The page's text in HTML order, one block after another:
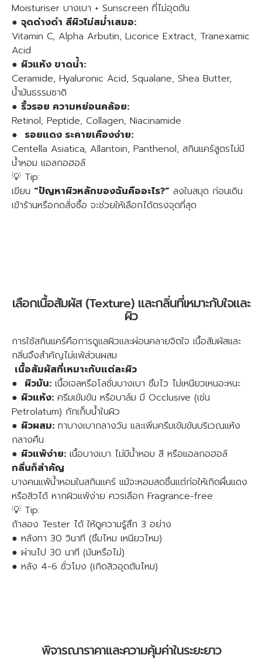
Moisturiser บางเบา + Sunscreen ที่ไม่อุดตัน
● จุดด่างดำ สีผิวไม่สม่ำเสมอ:
Vitamin C, Alpha Arbutin, Licorice Extract, Tranexamic
Acid
● ผิวแห้ง ขาดน้ำ:
Ceramide, Hyaluronic Acid, Squalane, Shea Butter,
น้ำมันธรรมชาติ
● ริ้วรอย ความหย่อนคล้อย:
Retinol, Peptide, Collagen, Niacinamide
● รอยแดง ระคายเคืองง่าย:
Centella Asiatica, Allantoin, Panthenol, สกินแคร์สูตรไม่มี
น้ำหอม แอลกอฮอล์
💡 Tip:
เขียน “ปัญหาผิวหลักของฉันคืออะไร?” ลงในสมุด ก่อนเดิน
เข้าร้านหรือกดสั่งซื้อ จะช่วยให้เลือกได้ตรงจุดที่สุด
เลือกเนื้อสัมผัส (Texture) และกลิ่นที่เหมาะกับใจและ
ผิว
การใช้สกินแคร์คือการดูแลผิวและผ่อนคลายจิตใจ เนื้อสัมผัสและ
กลิ่นจึงสำคัญไม่แพ้ส่วนผสม
เนื้อสัมผัสที่เหมาะกับแต่ละผิว
● ผิวมัน: เนื้อเจลหรือโลชั่นบางเบา ซึมไว ไม่เหนียวเหนอะหนะ
● ผิวแห้ง: ครีมเข้มข้น หรือบาล์ม มี Occlusive (เช่น
Petrolatum) กักเก็บน้ำในผิว
● ผิวผสม: ทาบางเบากลางวัน และเพิ่มครีมเข้มข้นบริเวณแห้ง
กลางคืน
● ผิวแพ้ง่าย: เนื้อบางเบา ไม่มีน้ำหอม สี หรือแอลกอฮอล์
กลิ่นก็สำคัญ
บางคนแพ้น้ำหอมในสกินแคร์ แม้จะหอมสดชื่นแต่ก่อให้เกิดผื่นแดง
หรือสิวได้ หากผิวแพ้ง่าย ควรเลือก Fragrance-free
💡 Tip:
ถ้าลอง Tester ได้ ให้ดูความรู้สึก 3 อย่าง
● หลังทา 30 วินาที (ซึมไหม เหนียวไหม)
● ผ่านไป 30 นาที (มันหรือไม่)
● หลัง 4-6 ชั่วโมง (เกิดสิวอุดตันไหม)
พิจารณาราคาและความคุ้มค่าในระยะยาว